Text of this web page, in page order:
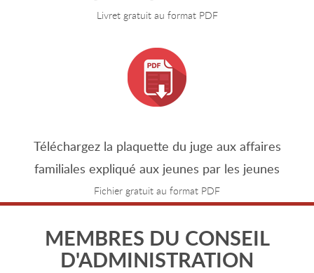
Livret gratuit au format PDF
Téléchargez la plaquette du juge aux affaires
familiales expliqué aux jeunes par les jeunes
Fichier gratuit au format PDF
MEMBRES DU CONSEIL
D'ADMINISTRATION